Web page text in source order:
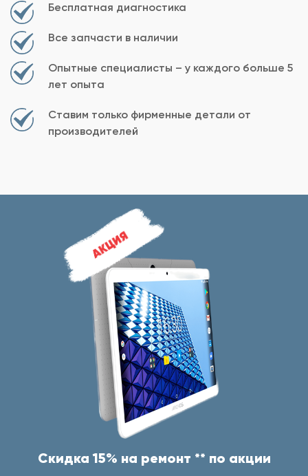
Бесплатная диагностика
Все запчасти в наличии
Опытные специалисты – у каждого больше 5
лет опыта
Ставим только фирменные детали от
производителей
Скидка 15% на ремонт ** по акции